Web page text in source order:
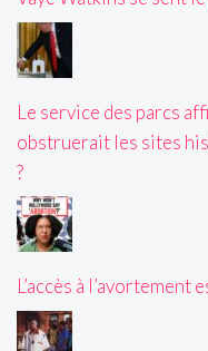
Le service des parcs
obstruerait les sites
?
L’accès à